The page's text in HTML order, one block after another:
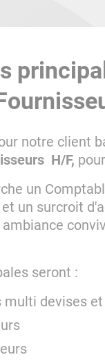
notre client
H/F,
un
un surcroit
seront :
multi devises